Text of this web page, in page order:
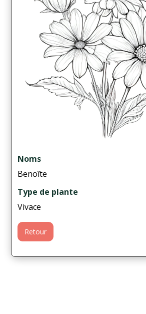
Noms
Benoîte
Type de plante
Vivace
Retour